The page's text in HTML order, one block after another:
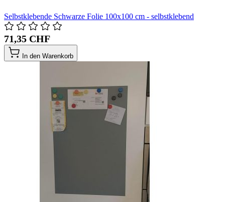
Selbstklebende Schwarze Folie 100x100 cm - selbstklebend
71,35 CHF
In den Warenkorb